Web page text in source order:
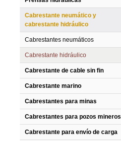
Cabrestante neumático y
cabrestante hidráulico
Cabrestantes neumáticos
Cabrestante hidráulico
Cabrestante de cable sin fin
Cabrestante marino
Cabrestantes para minas
Cabrestantes para pozos mineros
Cabrestante para envío de carga